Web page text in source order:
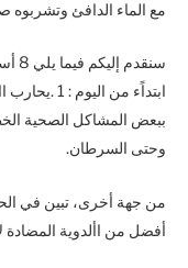
مع الماء الدافئ وتشربوه
ابتداًء من
ببعض المشاكل الصحية
وحتى السرطان.
من جهة أخرى، تبين في
أفضل من األدوية المضادة